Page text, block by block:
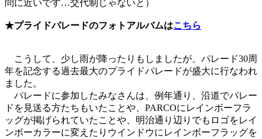
問に近いです…交代制じゃないと）
★プライドパレードのフォトアルバムはこちら
こうして、少し雨が降ったりもしましたが、パレード30周
年を記念する過去最大のプライドパレードが盛大に行なわれ
ました。
パレードに参加したみなさんは、例年通り、沿道でパレー
ドを見送る方たちもいたことや、PARCOにレインボーフラ
ッグが掲げられていたことや、明治通り辺りでもロゴをレイ
ンボーカラーに変えたりウインドウにレインボーフラッグを